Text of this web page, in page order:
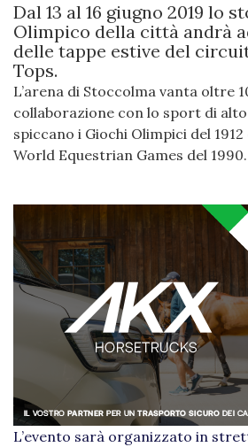
Dal 13 al 16 giugno 2019 lo
Olimpico della città andrà
delle tappe estive del
Tops.
L’arena di Stoccolma vanta oltre
collaborazione con lo sport di
spiccano i Giochi Olimpici del 1912
World Equestrian Games del 1990.
L’evento sarà organizzato in